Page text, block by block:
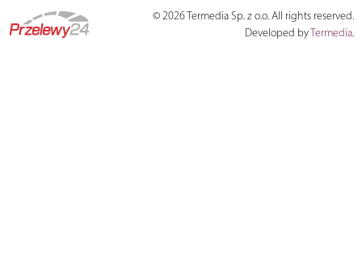
© 2026 Termedia Sp. z o.o. All rights reserved.
Developed byTermedia.